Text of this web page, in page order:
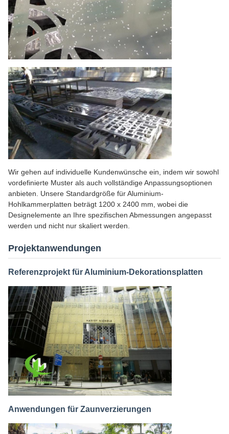
Wir gehen auf individuelle Kundenwünsche ein, indem wir sowohl
vordefinierte Muster als auch vollständige Anpassungsoptionen
anbieten. Unsere Standardgröße für Aluminium-
Hohlkammerplatten beträgt 1200 x 2400 mm, wobei die
Designelemente an Ihre spezifischen Abmessungen angepasst
werden und nicht nur skaliert werden.
Projektanwendungen
Referenzprojekt für Aluminium-Dekorationsplatten
Anwendungen für Zaunverzierungen